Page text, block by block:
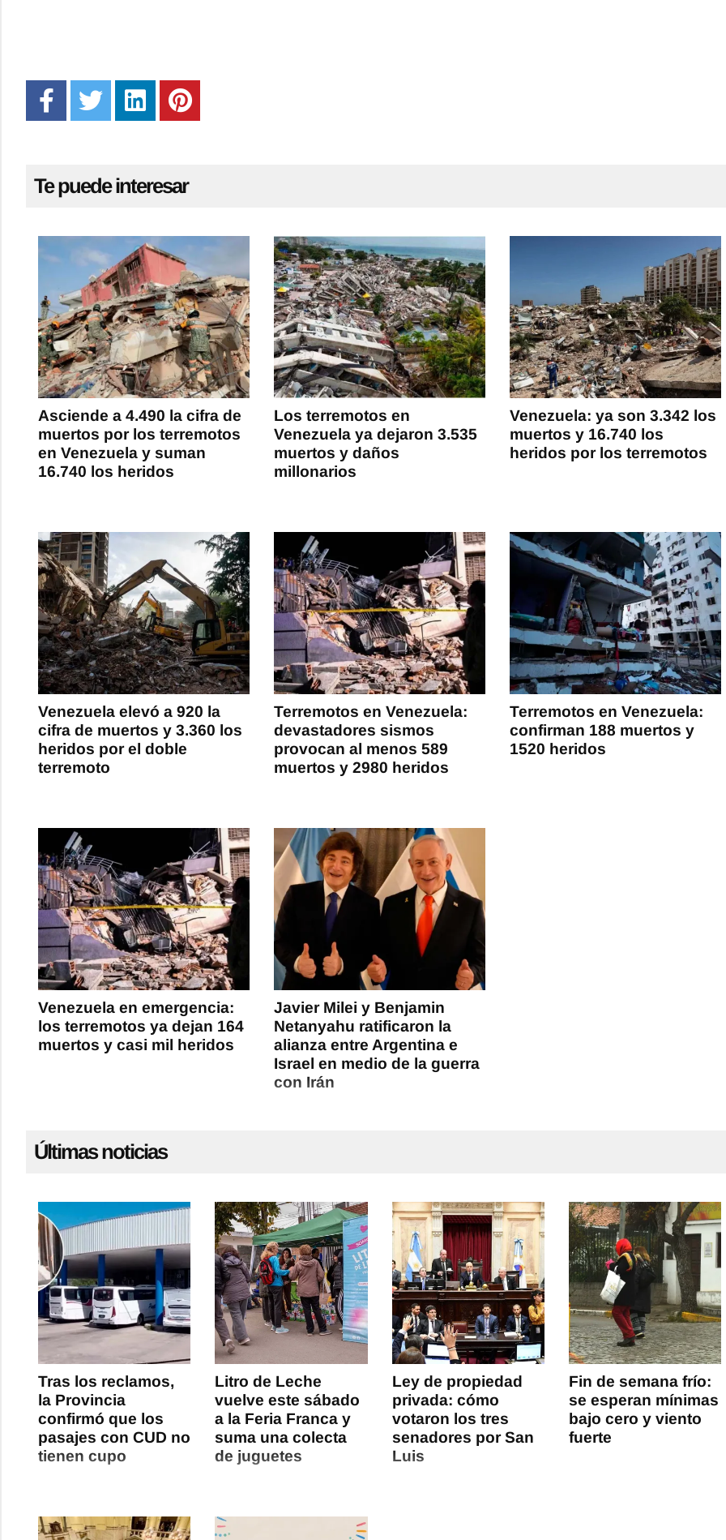
Te puede interesar
Asciende a 4.490 la cifra de
muertos por los terremotos
en Venezuela y suman
16.740 los heridos
Los terremotos en
Venezuela ya dejaron 3.535
muertos y daños
millonarios
Venezuela: ya son 3.342 los
muertos y 16.740 los
heridos por los terremotos
Venezuela elevó a 920 la
cifra de muertos y 3.360 los
heridos por el doble
terremoto
Terremotos en Venezuela:
devastadores sismos
provocan al menos 589
muertos y 2980 heridos
Terremotos en Venezuela:
confirman 188 muertos y
1520 heridos
Venezuela en emergencia:
los terremotos ya dejan 164
muertos y casi mil heridos
Javier Milei y Benjamin
Netanyahu ratificaron la
alianza entre Argentina e
Israel en medio de la guerra
con Irán
Últimas noticias
Tras los reclamos,
la Provincia
confirmó que los
pasajes con CUD no
tienen cupo
Litro de Leche
vuelve este sábado
a la Feria Franca y
suma una colecta
de juguetes
Ley de propiedad
privada: cómo
votaron los tres
senadores por San
Luis
Fin de semana frío:
se esperan mínimas
bajo cero y viento
fuerte